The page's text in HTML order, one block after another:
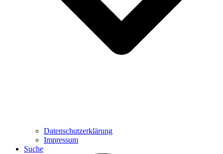
Datenschutzerklärung
Impressum
Suche